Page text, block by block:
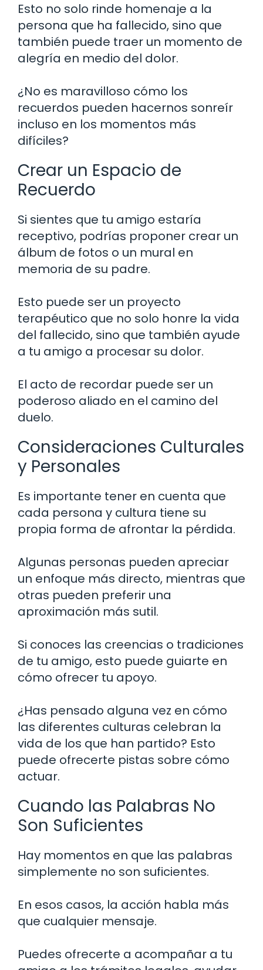
Esto no solo rinde homenaje a la
persona que ha fallecido, sino que
también puede traer un momento de
alegría en medio del dolor.
¿No es maravilloso cómo los
recuerdos pueden hacernos sonreír
incluso en los momentos más
difíciles?
Crear un Espacio de
Recuerdo
Si sientes que tu amigo estaría
receptivo, podrías proponer crear un
álbum de fotos o un mural en
memoria de su padre.
Esto puede ser un proyecto
terapéutico que no solo honre la vida
del fallecido, sino que también ayude
a tu amigo a procesar su dolor.
El acto de recordar puede ser un
poderoso aliado en el camino del
duelo.
Consideraciones Culturales
y Personales
Es importante tener en cuenta que
cada persona y cultura tiene su
propia forma de afrontar la pérdida.
Algunas personas pueden apreciar
un enfoque más directo, mientras que
otras pueden preferir una
aproximación más sutil.
Si conoces las creencias o tradiciones
de tu amigo, esto puede guiarte en
cómo ofrecer tu apoyo.
¿Has pensado alguna vez en cómo
las diferentes culturas celebran la
vida de los que han partido? Esto
puede ofrecerte pistas sobre cómo
actuar.
Cuando las Palabras No
Son Suficientes
Hay momentos en que las palabras
simplemente no son suficientes.
En esos casos, la acción habla más
que cualquier mensaje.
Puedes ofrecerte a acompañar a tu